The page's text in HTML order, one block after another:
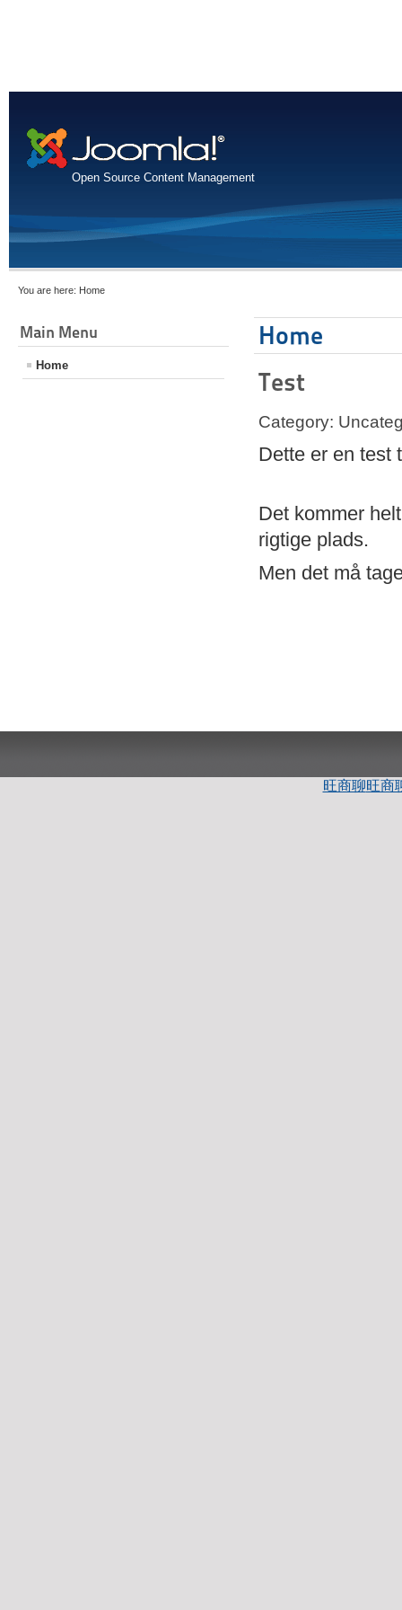
Open Source Content Management
You are here: Home
Main Menu
Home
Home
Test
Category:
Dette er en test
Det kommer
rigtige plads.
Men det må
旺商聊旺商